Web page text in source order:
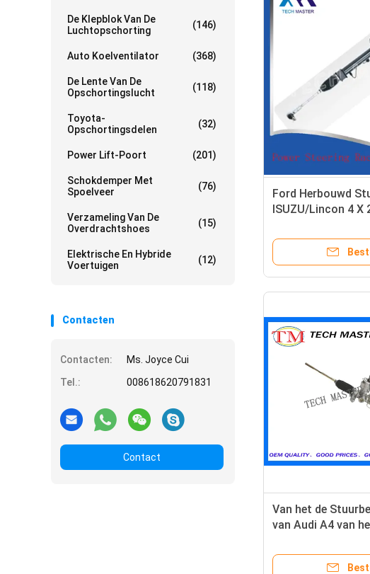
De Klepblok Van De
Luchtopschorting
(146)
Auto Koelventilator (368)
De Lente Van De
Opschortingslucht
(118)
Toyota-
Opschortingsdelen
(32)
Power Lift-Poort (201)
Schokdemper Met
Spoelveer
(76)
Verzameling Van De
Overdrachtshoes
(15)
Elektrische En Hybride
Voertuigen
(12)
Contacten
Contacten:
Ms. Joyce Cui
Tel.:
008618620791831
Contact
Ford Herbouwd
ISUZU/Lincon 4 X
Van het de
van Audi A4 van
1J1422105